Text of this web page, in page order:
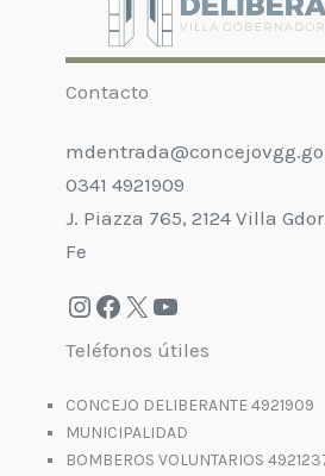
Contacto
0341 4921909
J. Piazza 765, 2124 Villa
Fe
Teléfonos útiles
CONCEJO DELIBERANTE 4921909
MUNICIPALIDAD
BOMBEROS VOLUNTARIOS